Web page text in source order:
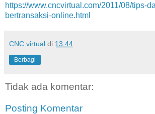
https://www.cncvirtual.com/2011/08/tips-
bertransaksi-online.html
CNC virtual di 13.44
Berbagi
Tidak ada komentar:
Posting Komentar